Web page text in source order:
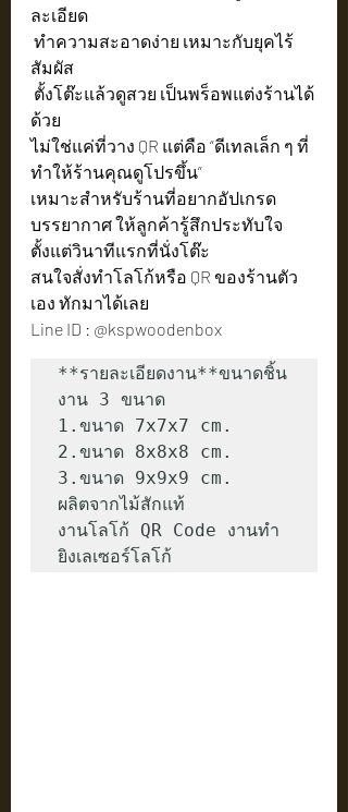
ละเอียด
ทำความสะอาดง่าย เหมาะกับยุคไร้
สัมผัส
ตั้งโต๊ะแล้วดูสวย เป็นพร็อพแต่งร้านได้
ด้วย
ไม่ใช่แค่ที่วาง QR แต่คือ “ดีเทลเล็ก ๆ ที่
ทำให้ร้านคุณดูโปรขึ้น”
เหมาะสำหรับร้านที่อยากอัปเกรด
บรรยากาศ ให้ลูกค้ารู้สึกประทับใจ
ตั้งแต่วินาทีแรกที่นั่งโต๊ะ
สนใจสั่งทำโลโก้หรือ QR ของร้านตัว
เอง ทักมาได้เลย
Line ID : @kspwoodenbox
**รายละเอียดงาน**ขนาดชิ้น
งาน 3 ขนาด
1.ขนาด 7x7x7 cm.
2.ขนาด 8x8x8 cm.
3.ขนาด 9x9x9 cm.
ผลิตจากไม้สักแท้
งานโลโก้ QR Code งานทำ